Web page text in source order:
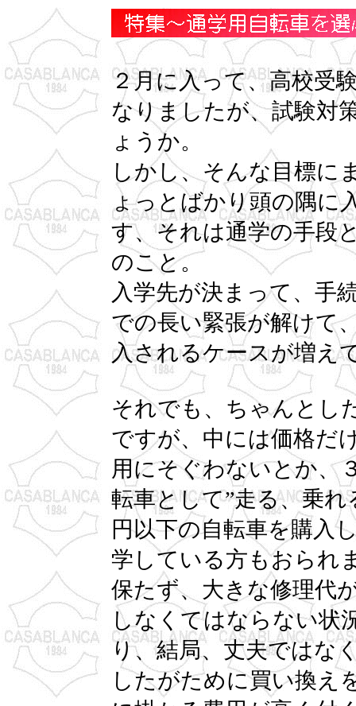
２月に入って、高校受
なりましたが、試験対
ょうか。
しかし、そんな目標に
ょっとばかり頭の隅に
す、それは通学の手段
のこと。
入学先が決まって、手
での長い緊張が解けて
入されるケースが増え
それでも、ちゃんとし
ですが、中には価格だ
用にそぐわないとか、
転車として”走る、乗
円以下の自転車を購入
学している方もおられ
保たず、大きな修理代
しなくてはならない状
り、結局、丈夫ではな
したがために買い換え